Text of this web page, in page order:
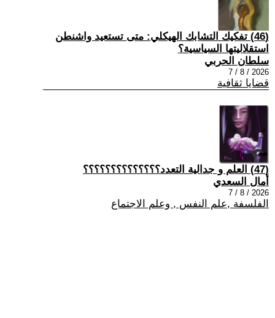
(46) تفكيك التشابك الهيكلي: متى تستعيد واشنطن
استقلاليتها السياسية؟
سلطان الحربي
2026 / 8 / 7
قضايا ثقافية
(47) العلم و جدالية التعدد؟؟؟؟؟؟؟؟؟؟؟؟؟؟
أمال السعدي
2026 / 8 / 7
الفلسفة ,علم النفس , وعلم الاجتماع